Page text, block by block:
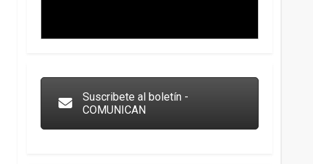
Suscribete al boletín -
COMUNICAN